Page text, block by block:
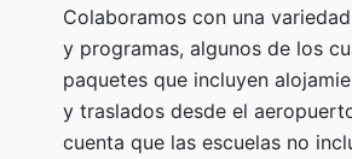
Colaboramos con una
y programas, algunos de los
paquetes que incluyen
y traslados desde el
cuenta que las escuelas no